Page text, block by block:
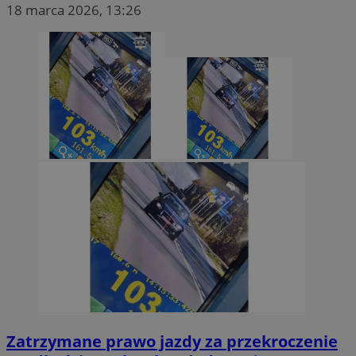
18 marca 2026, 13:26
Zatrzymane prawo jazdy za przekroczenie
VISITOR_PRIVACY_METADATA
YouTube
.youtube.com
Google Privacy Policy